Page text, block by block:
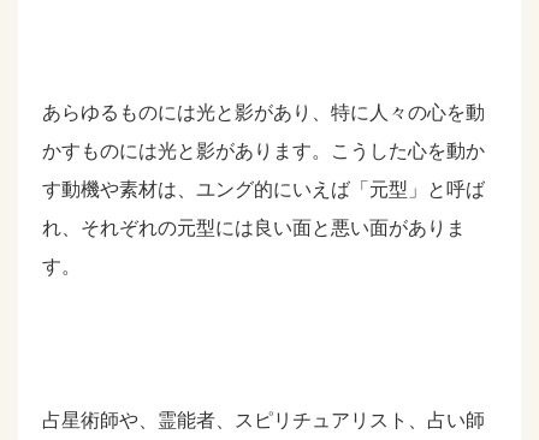
あらゆるものには光と影があり、特に人々の心を動
かすものには光と影があります。こうした心を動か
す動機や素材は、ユング的にいえば「元型」と呼ば
れ、それぞれの元型には良い面と悪い面がありま
す。
占星術師や、霊能者、スピリチュアリスト、占い師